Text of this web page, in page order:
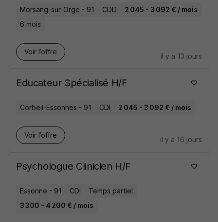
Morsang-sur-Orge - 91 CDD
2 045 - 3 092 € / mois
6 mois
Voir l’offre
il y a 13 jours
Educateur Spécialisé H/F
Corbeil-Essonnes - 91 CDI 2 045 - 3 092 € / mois
Voir l’offre
il y a 16 jours
Psychologue Clinicien H/F
Essonne - 91 CDI
Temps partiel
3 300 - 4 200 € / mois